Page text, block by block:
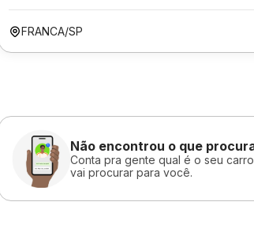
FRANCA/SP
Não encontrou o que
Conta pra gente qual é o seu
vai procurar para você.